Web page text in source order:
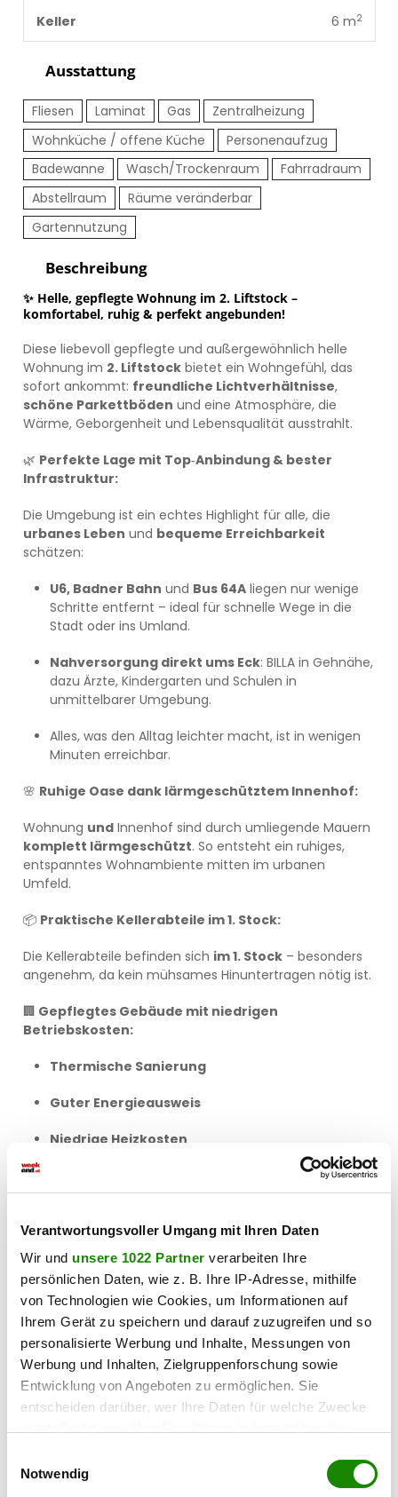
Verantwortungsvoller Umgang mit Ihren Daten
Wir und unsere 1022 Partner verarbeiten Ihre
persönlichen Daten, wie z. B. Ihre IP-Adresse, mithilfe
von Technologien wie Cookies, um Informationen auf
Ihrem Gerät zu speichern und darauf zuzugreifen und so
personalisierte Werbung und Inhalte, Messungen von
Werbung und Inhalten, Zielgruppenforschung sowie
Entwicklung von Angeboten zu ermöglichen. Sie
entscheiden darüber, wer Ihre Daten für welche Zwecke
Trigger Symbol ändern oder widerrufen
Notwendig
Beschreibung
✨Helle, gepflegte Wohnung im 2. Liftstock –
komfortabel, ruhig & perfekt angebunden!
Diese liebevoll gepflegte und außergewöhnlich helle
Wohnung im 2. Liftstockbietet ein Wohngefühl, das
sofort ankommt: freundliche Lichtverhältnisse,
schöne Parkettböden und eine Atmosphäre, die
Wärme, Geborgenheit und Lebensqualität ausstrahlt.
🌿 Perfekte Lage mit Top‑Anbindung & bester
Infrastruktur:
Die Umgebung ist ein echtes Highlight für alle, die
urbanes Leben und bequeme Erreichbarkeit
schätzen:
U6, Badner Bahn und Bus 64Aliegen nur wenige
Schritte entfernt – ideal für schnelle Wege in die
Stadt oder ins Umland.
Nahversorgung direkt ums Eck: BILLA in Gehnähe,
dazu Ärzte, Kindergarten und Schulen in
unmittelbarer Umgebung.
Alles, was den Alltag leichter macht, ist in wenigen
Minuten erreichbar.
🌸 Ruhige Oase dank lärmgeschütztem Innenhof:
Wohnung undInnenhof sind durch umliegende Mauern
komplett lärmgeschützt. So entsteht ein ruhiges,
entspanntes Wohnambiente mitten im urbanen
Umfeld.
📦 Praktische Kellerabteile im 1. Stock:
Die Kellerabteile befinden sich im 1. Stock– besonders
angenehm, da kein mühsames Hinuntertragen nötig ist.
🏢 Gepflegtes Gebäude mit niedrigen
Betriebskosten:
Thermische Sanierung
Guter Energieausweis
Niedrige Heizkosten
Angenehmes Wohnklima das ganze Jahr über
attraktiven, wertbeständigen und
energieeffizienten Wohnlösung.
📞Jetzt Besichtigung vereinbaren und Ihr
neues Zuhause entdecken!
Roswitha Adler
0676/4554 267
adler@mb-immobilien.at
Bin (fast) jederzeit erreichbar! Einzelbesichtigung
Keller 6 m2
Ausstattung
Fliesen Laminat Gas
Zentralheizung
Wohnküche / offene Küche
Personenaufzug
Badewanne
Wasch/Trockenraum
Fahrradraum
Abstellraum
Räume veränderbar
Gartennutzung